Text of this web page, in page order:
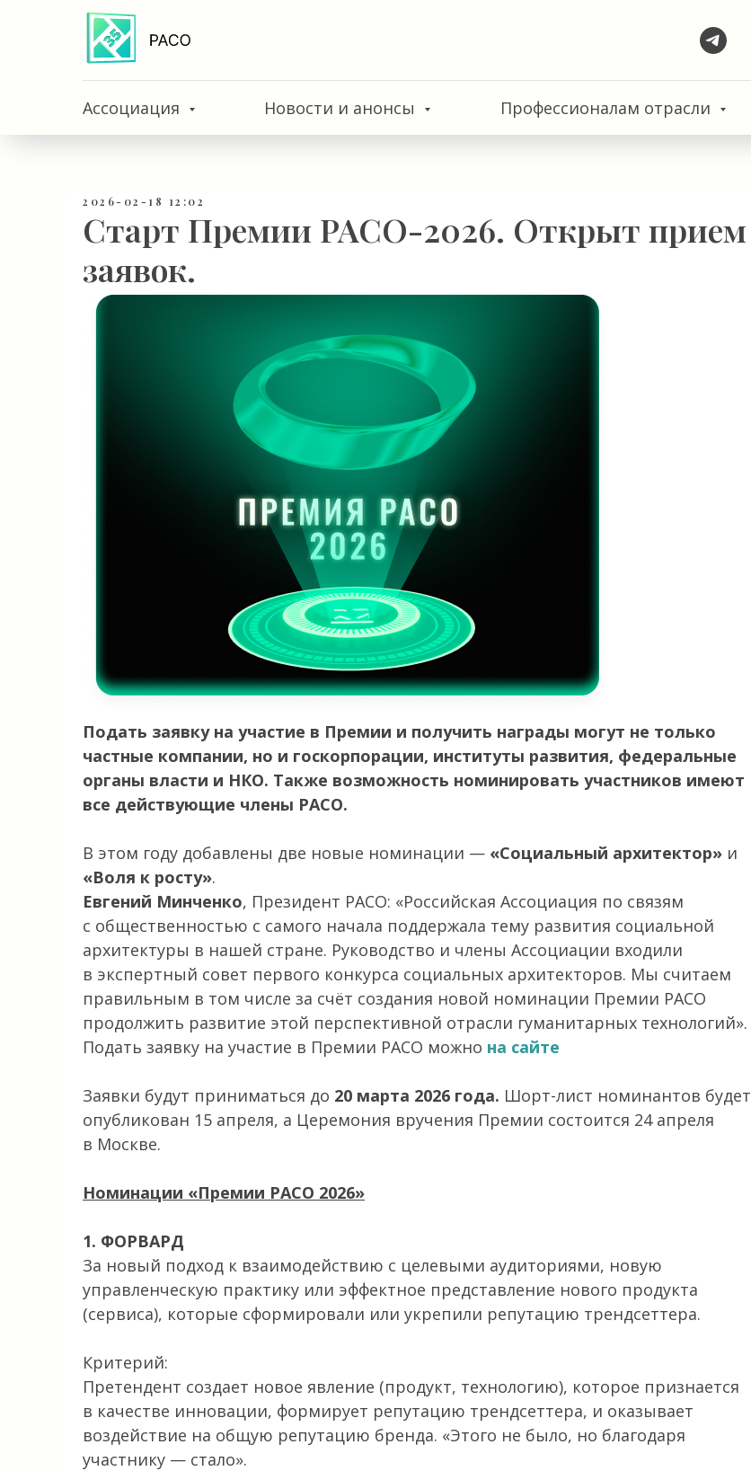
Ассоциация Новости и анонсы Профессионалам отрасли
2026-02-18 12:02
Старт Премии РАСО-2026. Открыт прием
заявок.
Подать заявку на участие в Премии и получить награды могут не только
частные компании, но и госкорпорации, институты развития, федеральные
органы власти и НКО. Также возможность номинировать участников имеют
все действующие члены РАСО.
В этом году добавлены две новые номинации — «Социальный архитектор» и
«Воля к росту».
Евгений Минченко, Президент РАСО: «Российская Ассоциация по связям
с общественностью с самого начала поддержала тему развития социальной
архитектуры в нашей стране. Руководство и члены Ассоциации входили
в экспертный совет первого конкурса социальных архитекторов. Мы считаем
правильным в том числе за счёт создания новой номинации Премии РАСО
продолжить развитие этой перспективной отрасли гуманитарных технологий».
Подать заявку на участие в Премии РАСО можно на сайте
Заявки будут приниматься до 20 марта 2026 года. Шорт-лист номинантов будет
опубликован 15 апреля, а Церемония вручения Премии состоится 24 апреля
в Москве.
Номинации «Премии РАСО 2026»
1. ФОРВАРД
За новый подход к взаимодействию с целевыми аудиториями, новую
управленческую практику или эффектное представление нового продукта
(сервиса), которые сформировали или укрепили репутацию трендсеттера.
Критерий:
Претендент создает новое явление (продукт, технологию), которое признается
в качестве инновации, формирует репутацию трендсеттера, и оказывает
воздействие на общую репутацию бренда. «Этого не было, но благодаря
участнику — стало».